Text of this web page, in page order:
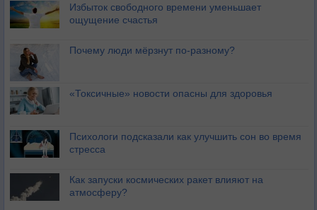
Избыток свободного времени уменьшает
ощущение счастья
Почему люди мёрзнут по-разному?
«Токсичные» новости опасны для здоровья
Психологи подсказали как улучшить сон во время
стресса
Как запуски космических ракет влияют на
атмосферу?